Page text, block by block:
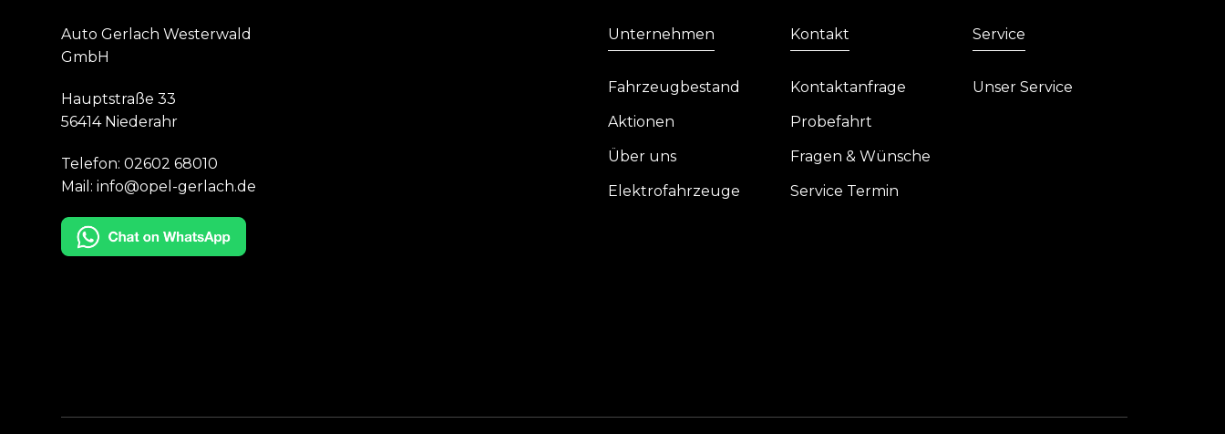
Auto Gerlach Westerwald
GmbH
Hauptstraße 33
56414 Niederahr
Telefon:02602 68010
Mail: info@opel-gerlach.de
Unternehmen
Fahrzeugbestand
Aktionen
Über uns
Elektrofahrzeuge
Kontakt
Kontaktanfrage
Probefahrt
Fragen & Wünsche
Service Termin
Service
Unser Service